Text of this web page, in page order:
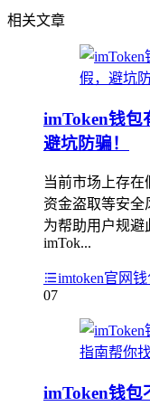
相关文章
imToken钱包
避坑防骗！
当前市场上存在
资金盗取等安全
为帮助用户规避
imTok...
imtoken官网
07
imToken钱包